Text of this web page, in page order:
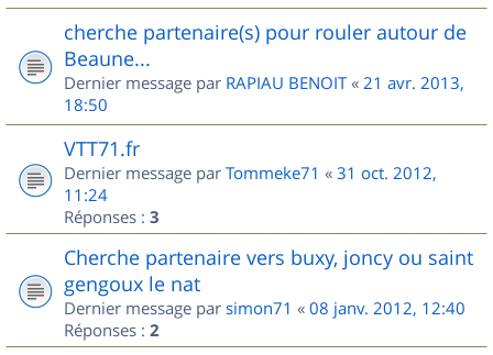
cherche partenaire(s) pour rouler autour de
Beaune...
Dernier message par RAPIAU BENOIT« 21 avr. 2013,
18:50
VTT71.fr
Dernier message par Tommeke71 « 31 oct. 2012,
11:24
Réponses : 3
Cherche partenaire vers buxy, joncy ou saint
gengoux le nat
Dernier message par simon71 « 08 janv. 2012, 12:40
Réponses : 2